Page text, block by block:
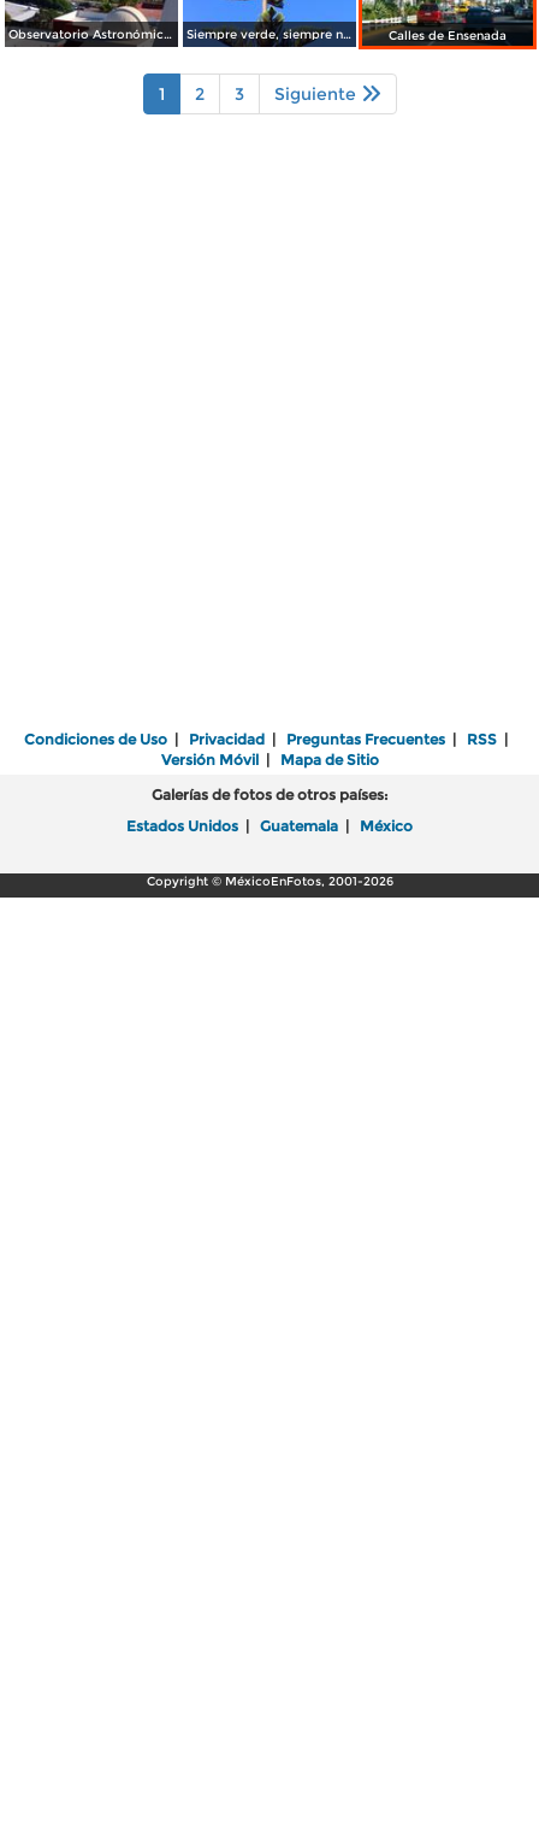
Observatorio Astronómico Nacional Siempre verde, siempre navideño. Calles de Ensenada
1 2 3 Siguiente
Condiciones de Uso | Privacidad | Preguntas Frecuentes | RSS |
Versión Móvil| Mapa de Sitio
Galerías de fotos de otros países:
Estados Unidos | Guatemala | México
Copyright © MéxicoEnFotos, 2001-2026